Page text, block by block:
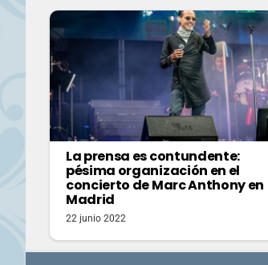
La prensa es contundente:
pésima organización en el
concierto de Marc Anthony en
Madrid
22 junio 2022